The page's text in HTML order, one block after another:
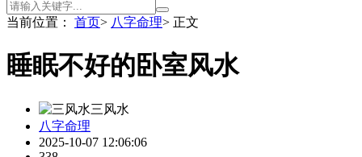
当前位置： 首页> 八字命理> 正文
睡眠不好的卧室风水
三风水
八字命理
2025-10-07 12:06:06